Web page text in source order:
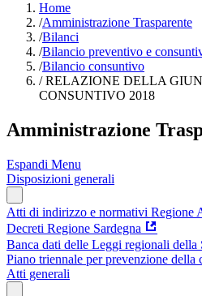
Home
/Amministrazione Trasparente
/Bilanci
/Bilancio preventivo e
/Bilancio consuntivo
/RELAZIONE DELLA
CONSUNTIVO 2018
Amministrazione
Espandi Menu
Disposizioni generali
Atti di indirizzo e normativi Regione
Decreti Regione Sardegna
Banca dati delle Leggi regionali della
Piano triennale per prevenzione della
Atti generali